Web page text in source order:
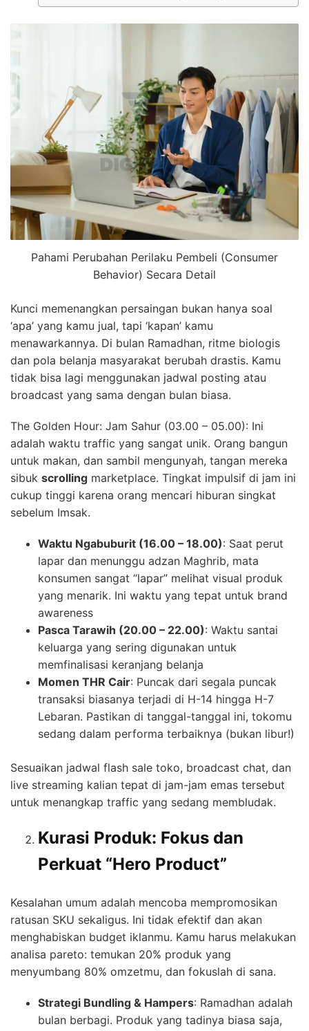
Pahami Perubahan Perilaku Pembeli (Consumer
Behavior) Secara Detail
Kunci memenangkan persaingan bukan hanya soal
‘apa’ yang kamu jual, tapi ‘kapan’ kamu
menawarkannya. Di bulan Ramadhan, ritme biologis
dan pola belanja masyarakat berubah drastis. Kamu
tidak bisa lagi menggunakan jadwal posting atau
broadcast yang sama dengan bulan biasa.
The Golden Hour: Jam Sahur (03.00 – 05.00): Ini
adalah waktu traffic yang sangat unik. Orang bangun
untuk makan, dan sambil mengunyah, tangan mereka
sibuk scrolling marketplace. Tingkat impulsif di jam ini
cukup tinggi karena orang mencari hiburan singkat
sebelum Imsak.
Waktu Ngabuburit (16.00 – 18.00): Saat perut
lapar dan menunggu adzan Maghrib, mata
konsumen sangat “lapar” melihat visual produk
yang menarik. Ini waktu yang tepat untuk brand
awareness
Pasca Tarawih (20.00 – 22.00): Waktu santai
keluarga yang sering digunakan untuk
memfinalisasi keranjang belanja
Momen THR Cair: Puncak dari segala puncak
transaksi biasanya terjadi di H-14 hingga H-7
Lebaran. Pastikan di tanggal-tanggal ini, tokomu
sedang dalam performa terbaiknya (bukan libur!)
Sesuaikan jadwal flash sale toko, broadcast chat, dan
live streaming kalian tepat di jam-jam emas tersebut
untuk menangkap traffic yang sedang membludak.
Kurasi Produk: Fokus dan
Perkuat “Hero Product”
Kesalahan umum adalah mencoba mempromosikan
ratusan SKU sekaligus. Ini tidak efektif dan akan
menghabiskan budget iklanmu. Kamu harus melakukan
analisa pareto: temukan 20% produk yang
menyumbang 80% omzetmu, dan fokuslah di sana.
Strategi Bundling & Hampers: Ramadhan adalah
bulan berbagi. Produk yang tadinya biasa saja,